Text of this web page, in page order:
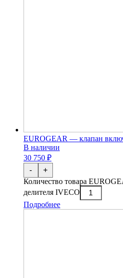
EUROGEAR — клапан
В наличии
30 750 ₽
-
Количество товара
делителя IVECO
+
Подробнее